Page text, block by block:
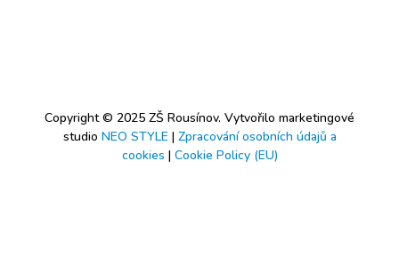
Copyright © 2025 ZŠ Rousínov. Vytvořilo marketingové
studio NEO STYLE | Zpracování osobních údajů a
cookies | Cookie Policy (EU)